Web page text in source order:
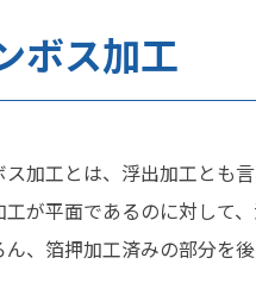
ボス加工
ス加工とは、浮出加工とも
工が平面であるのに対して
ん、箔押加工済みの部分を